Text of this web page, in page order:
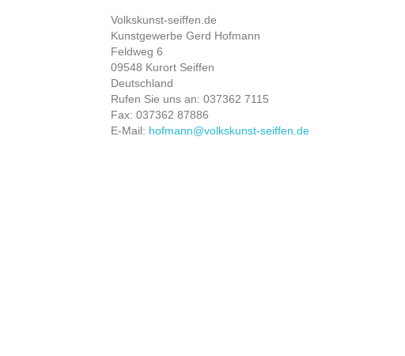
Volkskunst-seiffen.de
Kunstgewerbe Gerd Hofmann
Feldweg 6
09548 Kurort Seiffen
Deutschland
Rufen Sie uns an: 037362 7115
Fax: 037362 87886
E-Mail: hofmann@volkskunst-seiffen.de